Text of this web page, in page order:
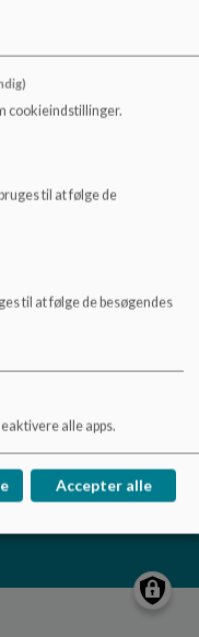
cookieindstillinger.
til at følge de
til at følge de besøgendes
alle apps.
Accepter alle